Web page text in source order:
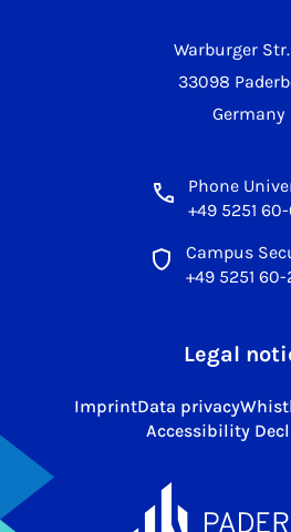
Warburger
33098
Germany
Phone
+49 5251
Campus
+49 5251
Legal
ImprintData privacy
Accessibility